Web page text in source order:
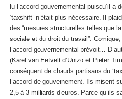
lu l’accord gouvernemental puisqu’il a
‘taxshift’ n’était plus nécessaire. Il
des “mesures structurelles telles que
sociale et du droit du travail”.
l’accord gouvernemental prévoit…
(Karel van Eetvelt d’Unizo et Pieter
conséquent de chauds partisans du
l’accord de gouvernement. Ils misent
2,5 à 3 milliards d’euros. Parce qu’ils